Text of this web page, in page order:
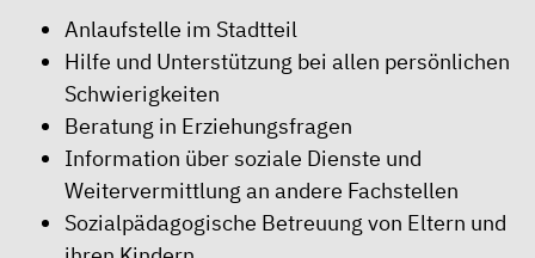
Anlaufstelle im Stadtteil
Hilfe und Unterstützung bei allen persönlichen
Schwierigkeiten
Beratung in Erziehungsfragen
Information über soziale Dienste und
Weitervermittlung an andere Fachstellen
Sozialpädagogische Betreuung von Eltern und